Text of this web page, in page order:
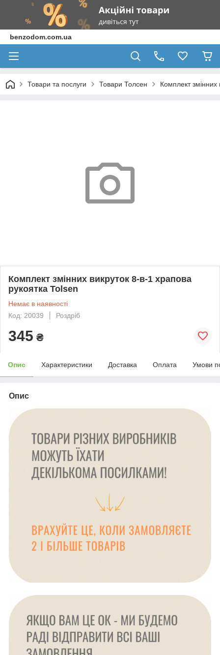
benzodom.com.ua
Товари та послуги Товари Толсен Комплект змінних
Комплект змінних викруток 8-в-1 храпова
рукоятка Tolsen
Немає в наявності
Код: 20039
Роздріб
345 ₴
Опис Характеристики Доставка Оплата Умови
Опис